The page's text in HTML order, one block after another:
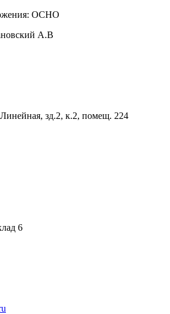
ОСНО
А.В
зд.2, к.2, помещ. 224
6